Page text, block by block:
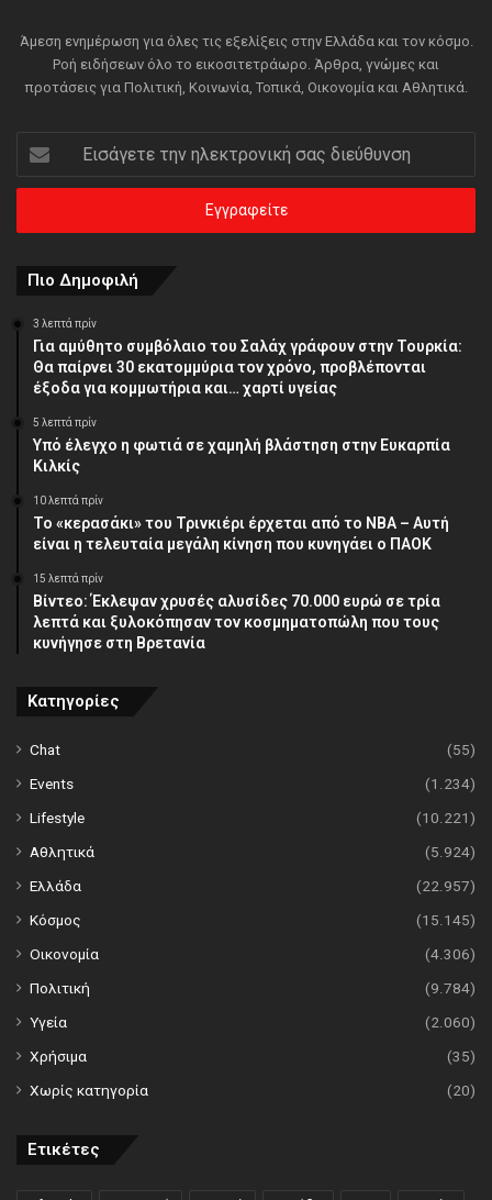
Άμεση ενημέρωση για όλες τις εξελίξεις στην Ελλάδα και τον κόσμο.
Ροή ειδήσεων όλο το εικοσιτετράωρο. Άρθρα, γνώμες και
προτάσεις για Πολιτική, Κοινωνία, Τοπικά, Οικονομία και Αθλητικά.
Εισάγετε
την
ηλεκτρονική
διεύθυνση
Πιο Δημοφιλή
3 λεπτά πρίν
Για αμύθητο συμβόλαιο του Σαλάχ γράφουν στην Τουρκία:
Θα παίρνει 30 εκατομμύρια τον χρόνο, προβλέπονται
έξοδα για κομμωτήρια και… χαρτί υγείας
5 λεπτά πρίν
Υπό έλεγχο η φωτιά σε χαμηλή βλάστηση στην Ευκαρπία
Κιλκίς
10 λεπτά πρίν
Το «κερασάκι» του Τρινκιέρι έρχεται από το NBA – Αυτή
είναι η τελευταία μεγάλη κίνηση που κυνηγάει ο ΠΑΟΚ
15 λεπτά πρίν
Βίντεο: Έκλεψαν χρυσές αλυσίδες 70.000 ευρώ σε τρία
λεπτά και ξυλοκόπησαν τον κοσμηματοπώλη που τους
κυνήγησε στη Βρετανία
Κατηγορίες
Chat
(55)
Events
(1.234)
Lifestyle
(10.221)
Αθλητικά
(5.924)
Ελλάδα
(22.957)
Κόσμος
(15.145)
Οικονομία
(4.306)
Πολιτική
(9.784)
Υγεία
(2.060)
Χρήσιμα
(35)
Χωρίς κατηγορία
(20)
Ετικέτες